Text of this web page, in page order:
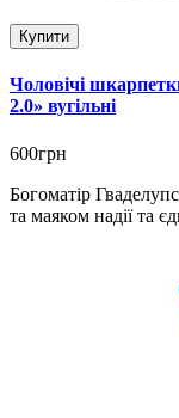
Купити
Чоловічі
2.0» вугільні
600грн
Богоматір
та маяком надії та